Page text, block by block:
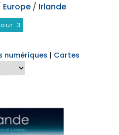
Europe / Irlande
3
numériques | Cartes